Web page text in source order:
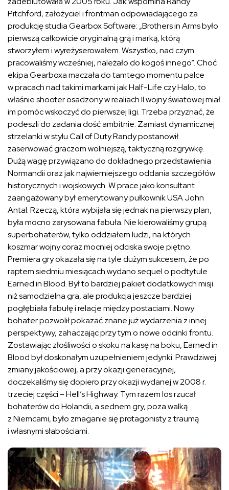
Pitchford, założyciel i frontman odpowiadającego za
produkcję studia Gearbox Software: „Brothers in Arms było
pierwszą całkowicie oryginalną grą i marką, którą
stworzyłem i wyreżyserowałem. Wszystko, nad czym
pracowaliśmy wcześniej, należało do kogoś innego”. Choć
ekipa Gearboxa maczała do tamtego momentu palce
w pracach nad takimi markami jak Half-Life czy Halo, to
właśnie shooter osadzony w realiach II wojny światowej miał
im pomóc wskoczyć do pierwszej ligi. Trzeba przyznać, że
podeszli do zadania dość ambitnie. Zamiast dynamicznej
strzelanki w stylu Call of Duty Randy postanowił
zaserwować graczom wolniejszą, taktyczną rozgrywkę.
Dużą wagę przywiązano do dokładnego przedstawienia
Normandii oraz jak najwierniejszego oddania szczegółów
historycznych i wojskowych. W prace jako konsultant
zaangażowany był emerytowany pułkownik USA John
Antal. Rzeczą, która wybijała się jednak na pierwszy plan,
była mocno zarysowana fabuła. Nie kierowaliśmy grupą
superbohaterów, tylko oddziałem ludzi, na których
koszmar wojny coraz mocniej odciska swoje piętno.
Premiera gry okazała się na tyle dużym sukcesem, że po
raptem siedmiu miesiącach wydano sequel o podtytule
Earned in Blood. Był to bardziej pakiet dodatkowych misji
niż samodzielna gra, ale produkcja jeszcze bardziej
pogłębiała fabułę i relacje między postaciami. Nowy
bohater pozwolił pokazać znane już wydarzenia z innej
perspektywy, zahaczając przy tym o nowe odcinki frontu.
Zostawiając złośliwości o skoku na kasę na boku, Earned in
Blood był doskonałym uzupełnieniem jedynki. Prawdziwej
zmiany jakościowej, a przy okazji generacyjnej,
doczekaliśmy się dopiero przy okazji wydanej w 2008 r.
trzeciej części – Hell’s Highway. Tym razem los rzucał
bohaterów do Holandii, a sednem gry, poza walką
z Niemcami, było zmaganie się protagonisty z traumą
i własnymi słabościami.